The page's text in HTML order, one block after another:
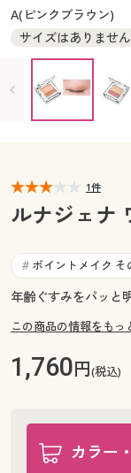
大きいサイズ 事
カタログ・チラ
デジタルカタログ
カタログ無料プ
マイページ
お気に入り
サポート
ご利用ガイド
よくある質問
カタログ無料プ
会員メニュー
閲覧履歴
サポート
ご利用ガイド
よくある質問と
A(ピンクブラウン)
サイズはありませ
1件
ルナジェナ
# ポイントメイク そ
年齢ぐすみをパッと
この商品の情報をもっ
1,760円(税込)
カラー